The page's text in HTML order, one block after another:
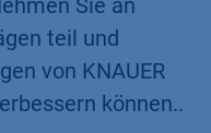
Sie an
teil und
von KNAUER
können..